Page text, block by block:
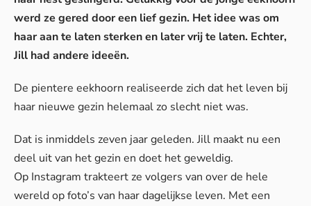
werd ze gered door een lief gezin. Het idee was om
haar aan te laten sterken en later vrij te laten. Echter,
Jill had andere ideeën.
De pientere eekhoorn realiseerde zich dat het leven bij
haar nieuwe gezin helemaal zo slecht niet was.
Dat is inmiddels zeven jaar geleden. Jill maakt nu een
deel uit van het gezin en doet het geweldig.
Op Instagram trakteert ze volgers van over de hele
wereld op foto’s van haar dagelijkse leven. Met een